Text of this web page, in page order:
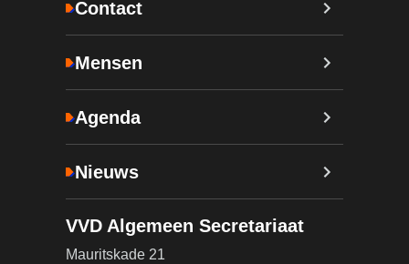
Contact
Mensen
Agenda
Nieuws
VVD Algemeen Secretariaat
Mauritskade 21